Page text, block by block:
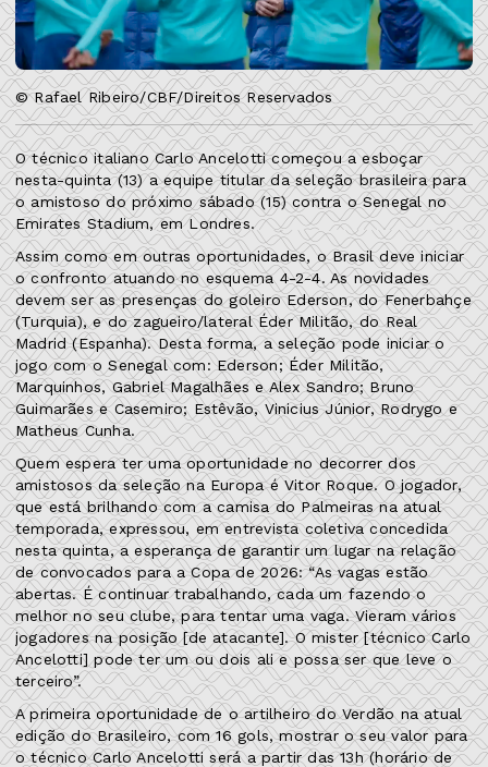
© Rafael Ribeiro/CBF/Direitos Reservados
O técnico italiano Carlo Ancelotti começou a esboçar
nesta-quinta (13) a equipe titular da seleção brasileira para
o amistoso do próximo sábado (15) contra o Senegal no
Emirates Stadium, em Londres.
Assim como em outras oportunidades, o Brasil deve iniciar
o confronto atuando no esquema 4-2-4. As novidades
devem ser as presenças do goleiro Ederson, do Fenerbahçe
(Turquia), e do zagueiro/lateral Éder Militão, do Real
Madrid (Espanha). Desta forma, a seleção pode iniciar o
jogo com o Senegal com: Ederson; Éder Militão,
Marquinhos, Gabriel Magalhães e Alex Sandro; Bruno
Guimarães e Casemiro; Estêvão, Vinicius Júnior, Rodrygo e
Matheus Cunha.
Quem espera ter uma oportunidade no decorrer dos
amistosos da seleção na Europa é Vitor Roque. O jogador,
que está brilhando com a camisa do Palmeiras na atual
temporada, expressou, em entrevista coletiva concedida
nesta quinta, a esperança de garantir um lugar na relação
de convocados para a Copa de 2026: “As vagas estão
abertas. É continuar trabalhando, cada um fazendo o
melhor no seu clube, para tentar uma vaga. Vieram vários
jogadores na posição [de atacante]. O mister [técnico Carlo
Ancelotti] pode ter um ou dois ali e possa ser que leve o
terceiro”.
A primeira oportunidade de o artilheiro do Verdão na atual
edição do Brasileiro, com 16 gols, mostrar o seu valor para
o técnico Carlo Ancelotti será a partir das 13h (horário de